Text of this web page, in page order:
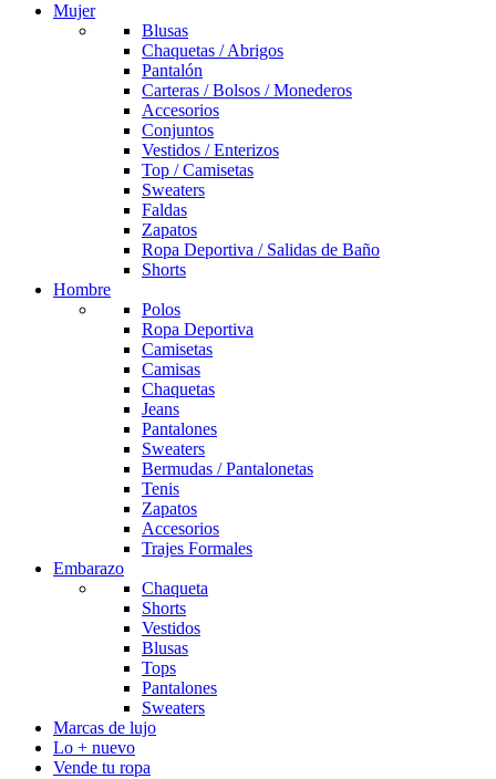
Mujer
Blusas
Chaquetas / Abrigos
Pantalón
Carteras / Bolsos / Monederos
Accesorios
Conjuntos
Vestidos / Enterizos
Top / Camisetas
Sweaters
Faldas
Zapatos
Ropa Deportiva / Salidas de Baño
Shorts
Hombre
Polos
Ropa Deportiva
Camisetas
Camisas
Chaquetas
Jeans
Pantalones
Sweaters
Bermudas / Pantalonetas
Tenis
Zapatos
Accesorios
Trajes Formales
Embarazo
Chaqueta
Shorts
Vestidos
Blusas
Tops
Pantalones
Sweaters
Marcas de lujo
Lo + nuevo
Vende tu ropa